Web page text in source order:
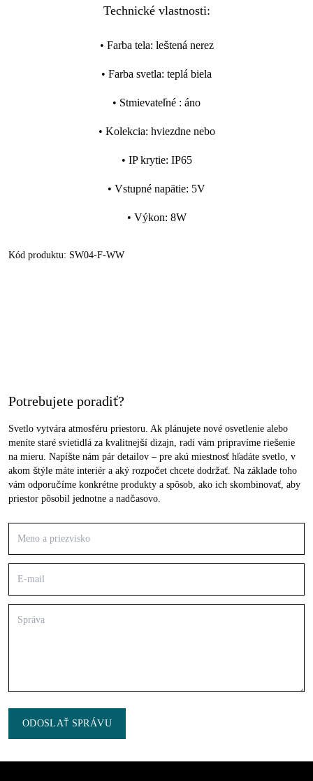
Technické vlastnosti:
• Farba tela: leštená nerez
• Farba svetla: teplá biela
• Stmievateľné : áno
• Kolekcia: hviezdne nebo
• IP krytie: IP65
• Vstupné napätie: 5V
• Výkon: 8W
Kód produktu: SW04-F-WW
Potrebujete poradiť?
Svetlo vytvára atmosféru priestoru. Ak plánujete nové osvetlenie alebo
meníte staré svietidlá za kvalitnejší dizajn, radi vám pripravíme riešenie
na mieru. Napíšte nám pár detailov – pre akú miestnosť hľadáte svetlo, v
akom štýle máte interiér a aký rozpočet chcete dodržať. Na základe toho
vám odporučíme konkrétne produkty a spôsob, ako ich skombinovať, aby
priestor pôsobil jednotne a nadčasovo.
ODOSLAŤ SPRÁVU